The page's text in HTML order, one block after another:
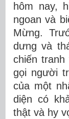
hôm nay,
ngoan và
Mừng.
dưng và
chiến
gọi người
của một
diện có
thật và hy